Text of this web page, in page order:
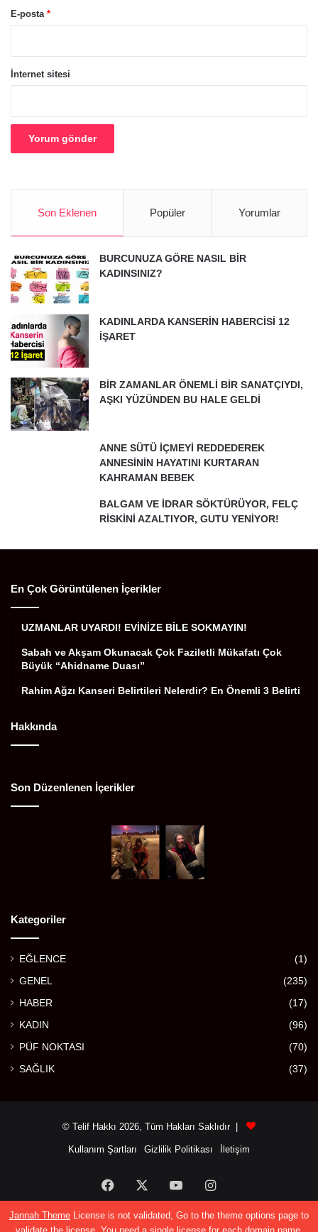
Jannah Theme License is not validated, Go to the theme options page to
E-posta *
İnternet sitesi
Son Eklenen Popüler Yorumlar
BURCUNUZA GÖRE NASIL BİR
KADINSINIZ?
KADINLARDA KANSERİN HABERCİSİ 12
İŞARET
BİR ZAMANLAR ÖNEMLİ BİR SANATÇIYDI,
AŞKI YÜZÜNDEN BU HALE GELDİ
ANNE SÜTÜ İÇMEYİ REDDEDEREK
ANNESİNİN HAYATINI KURTARAN
KAHRAMAN BEBEK
BALGAM VE İDRAR SÖKTÜRÜYOR, FELÇ
RİSKİNİ AZALTIYOR, GUTU YENİYOR!
En Çok Görüntülenen İçerikler
UZMANLAR UYARDI! EVİNİZE BİLE SOKMAYIN!
Sabah ve Akşam Okunacak Çok Faziletli Mükafatı Çok
Büyük “Ahidname Duası”
Rahim Ağzı Kanseri Belirtileri Nelerdir? En Önemli 3 Belirti
Hakkında
Son Düzenlenen İçerikler
Kategoriler
EĞLENCE (1)
GENEL (235)
HABER (17)
KADIN (96)
PÜF NOKTASI (70)
SAĞLIK (37)
© Telif Hakkı 2026, Tüm Hakları Saklıdır |
Kullanım Şartları Gizlilik Politikası İletişim
Facebook YouTubeInstagram